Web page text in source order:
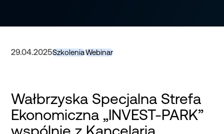
29.04.2025SzkoleniaWebinar
Wałbrzyska Specjalna Strefa
Ekonomiczna „INVEST-PARK”